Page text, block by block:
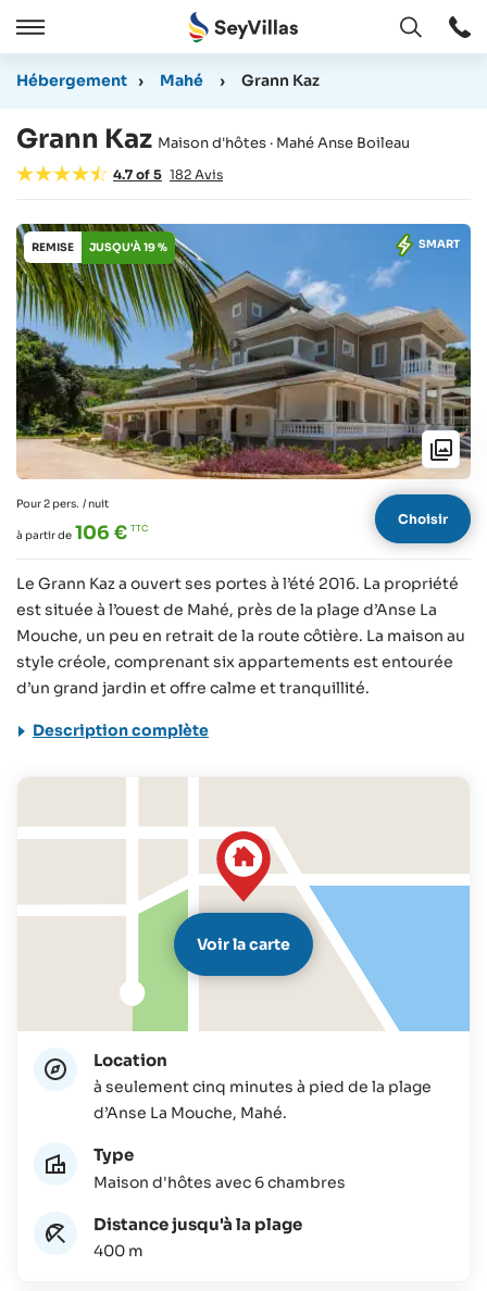
Cermer
Ouvert
Hébergement › Mahé › Grann Kaz
Grann Kaz Maison d'hôtes · Mahé Anse Boileau
4.7 of 5 182 Avis
SMART
REMISE JUSQU'À 19 %
Pour 2 pers. / nuit
à partir de 106 €
Choisir
Le Grann Kaz a ouvert ses portes à l’été 2016. La propriété
est située à l’ouest de Mahé, près de la plage d’Anse La
Mouche, un peu en retrait de la route côtière. La maison au
style créole, comprenant six appartements est entourée
d’un grand jardin et offre calme et tranquillité.
Description complète
Voir la carte
Location
à seulement cinq minutes à pied de la plage
d’Anse La Mouche, Mahé.
Type
Maison d'hôtes avec 6 chambres
Distance jusqu'à la plage
400 m